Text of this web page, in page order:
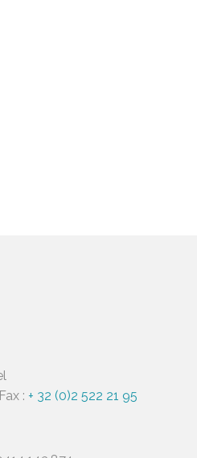
Fax : + 32 (0)2 522 21 95